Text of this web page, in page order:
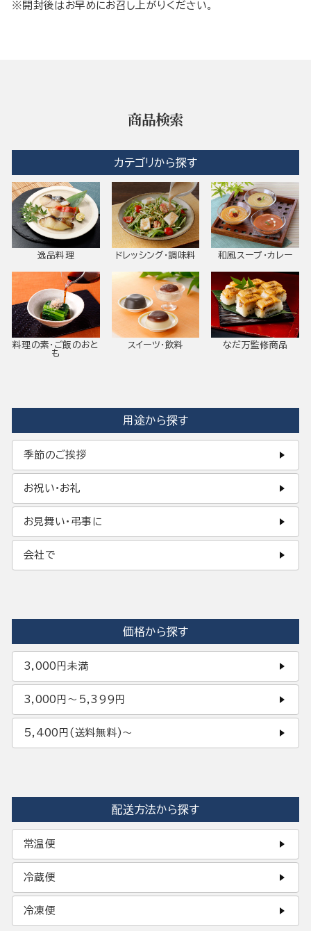
※開封後はお早めにお召し上がりください。
商品検索
カテゴリから探す
逸品料理 ドレッシング・調味料 和風スープ・カレー
料理の素・ご飯のおと
も
スイーツ・飲料 なだ万監修商品
用途から探す
季節のご挨拶
お祝い・お礼
お見舞い・弔事に
会社で
価格から探す
3,000円未満
3,000円〜5,399円
5,400円(送料無料)〜
配送方法から探す
常温便
冷蔵便
冷凍便